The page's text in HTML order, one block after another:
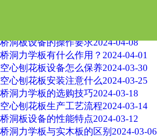
桥洞板设备的操作要求2024-04-08
桥洞力学板有什么作用？ 2024-04-01
空心刨花板设备怎么保养2024-03-30
空心刨花板安装注意什么2024-03-25
桥洞力学板的选购技巧2024-03-18
空心刨花板生产工艺流程2024-03-14
桥洞板设备的性能特点2024-03-12
桥洞力学板与实木板的区别 2024-03-06